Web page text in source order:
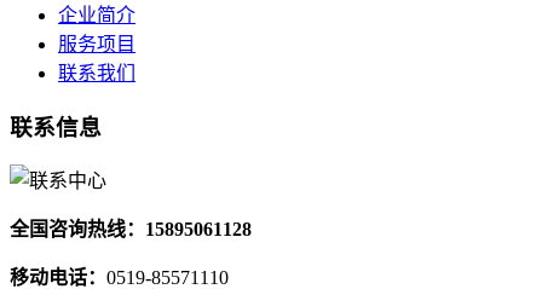
企业简介
服务项目
联系我们
联系信息
全国咨询热线：15895061128
移动电话： 0519-85571110